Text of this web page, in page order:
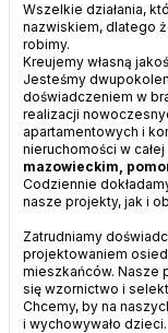
Wszelkie działania,
nazwiskiem, dlatego
robimy.
Kreujemy własną
Jesteśmy
doświadczeniem w
realizacji
apartamentowych i
nieruchomości w
mazowieckim,
Codziennie
nasze projekty, jak i
Zatrudniamy
projektowaniem
mieszkańców. Nasze
się wzornictwo i
Chcemy, by na
i wychowywało dzieci.